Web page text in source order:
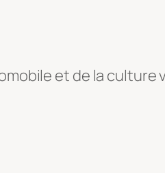
et de la culture